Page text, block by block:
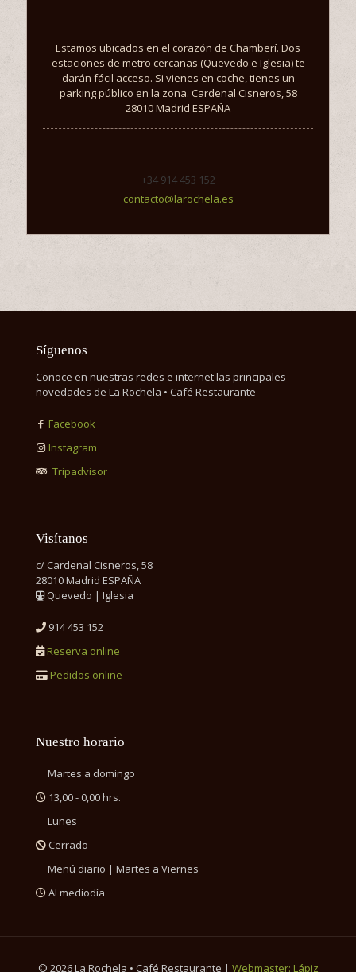
Estamos ubicados en el corazón de Chamberí. Dos
estaciones de metro cercanas (Quevedo e Iglesia) te
darán fácil acceso. Si vienes en coche, tienes un
parking público en la zona. Cardenal Cisneros, 58
28010 Madrid ESPAÑA
+34 914 453 152
contacto@larochela.es
Síguenos
Conoce en nuestras redes e internet las principales
novedades de La Rochela • Café Restaurante
Facebook
Instagram
Tripadvisor
Visítanos
c/ Cardenal Cisneros, 58
28010 Madrid ESPAÑA
Quevedo | Iglesia
914 453 152
Reserva online
Pedidos online
Nuestro horario
Martes a domingo
13,00 - 0,00 hrs.
Lunes
Cerrado
Menú diario | Martes a Viernes
Al mediodía
© 2026 La Rochela • Café Restaurante | Webmaster: Lápiz